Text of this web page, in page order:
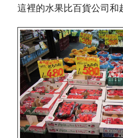
這裡的水果比百貨公司和